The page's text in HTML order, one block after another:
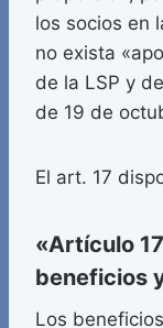
los socios en
no exista
de la LSP y
de 19 de
El art. 17
«Artículo
beneficios
Los